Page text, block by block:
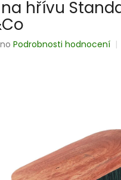
hřívu
Podrobnosti hodnocení